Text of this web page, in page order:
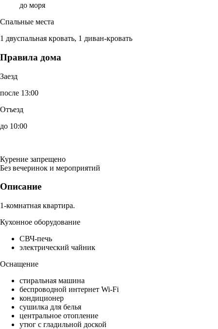
до моря
Спальные места
1 двуспальная кровать, 1 диван-кровать
Правила дома
Заезд
после 13:00
Отъезд
до 10:00
Курение запрещено
Без вечеринок и мероприятий
Описание
1-комнатная квартира.
Кухонное оборудование
СВЧ-печь
электрический чайник
Оснащение
стиральная машина
беспроводной интернет Wi-Fi
кондиционер
сушилка для белья
центральное отопление
утюг с гладильной доской